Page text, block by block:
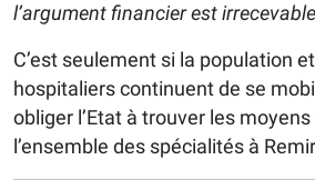
l’argument financier est irrecevable
C’est seulement si la population
hospitaliers continuent de se
obliger l’Etat à trouver les
l’ensemble des spécialités à